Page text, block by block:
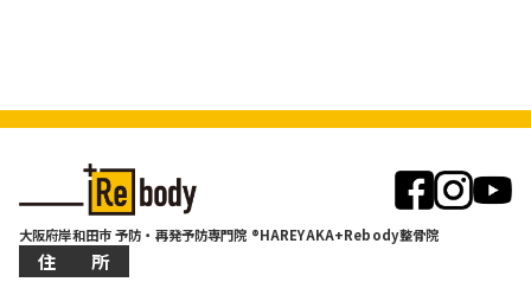
大阪府岸和田市 予防・再発予防専門院 ®HAREYAKA+Rebody整骨院
住 所